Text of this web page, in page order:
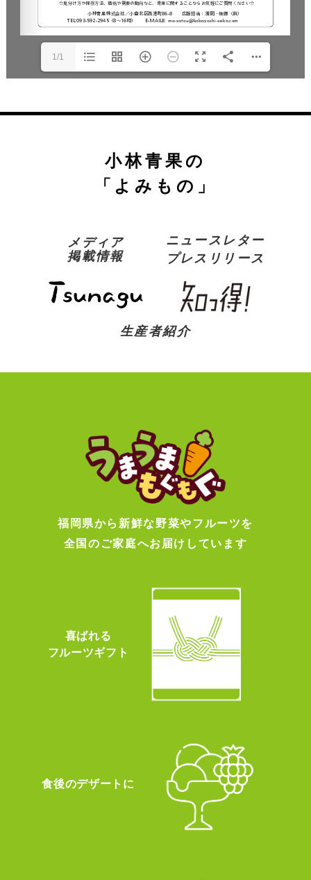
1/1
小林青果の
「よみもの」
メディア
掲載情報
ニュースレター
プレスリリース
生産者紹介
福岡県から新鮮な野菜やフルーツを
全国のご家庭へお届けしています
喜ばれる
フルーツギフト
食後のデザートに